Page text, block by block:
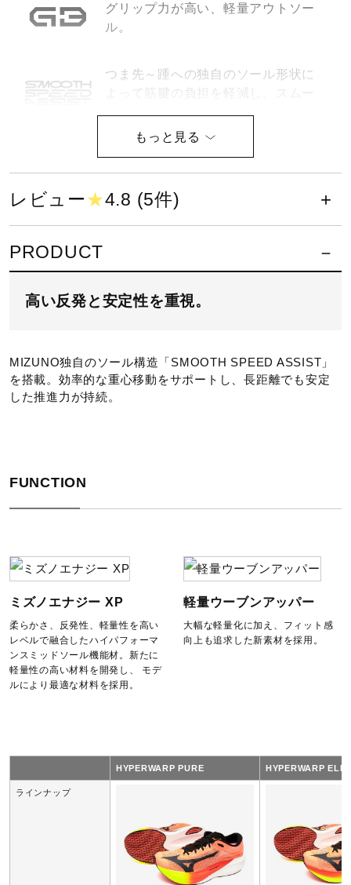
コラボ／ライセンス
サポート
直営店一覧
取扱店一覧
グリップ力が高い、軽量アウトソー
ル。
つま先～踵への独自のソール形状に
よって筋腱の負担を軽減し、スムー
23.0～29.0cm
カラー
01：ホワイト×ブルー×イエロー
素材
甲材：合成繊維、人工皮革
約200g（27.0cm片方）
インソール
ノーマルインソール（取り外し不可）
■シューズサイズの計測方法はこちら
23.0～25.5cm：100cm
レビュー★4.8 (5件)
PRODUCT
高い反発と安定性を重視。
MIZUNO独自のソール構造「SMOOTH SPEED ASSIST」
を搭載。効率的な重心移動をサポートし、長距離でも安定
した推進力が持続。
FUNCTION
ミズノエナジー XP
柔らかさ、反発性、軽量性を高い
レベルで融合したハイパフォーマ
ンスミッドソール機能材。新たに
軽量性の高い材料を開発し、 モデ
ルにより最適な材料を採用。
軽量ウーブンアッパー
大幅な軽量化に加え、フィット感
向上も追求した新素材を採用。
HYPERWARP PURE HYPERWARP
ラインナップ